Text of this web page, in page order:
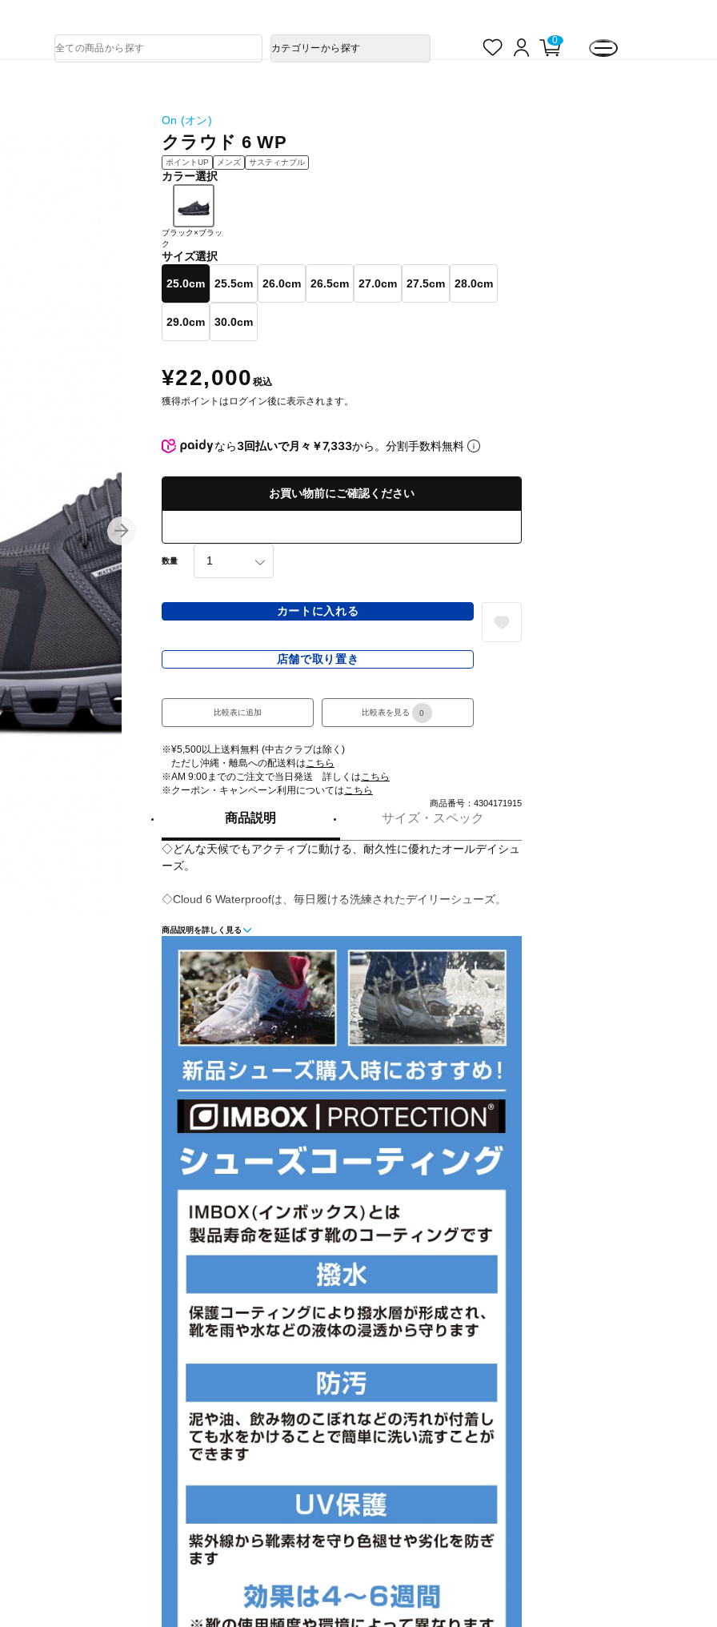
ロ
0
品
検
カテゴリーから探す
On (オン)
クラウド 6 WP
ポイントUP メンズ サスティナブル
カラー選択
ブラック×ブラッ
ク
サイズ選択
25.0cm 25.5cm 26.0cm 26.5cm 27.0cm 27.5cm 28.0cm
29.0cm 30.0cm
¥22,000 税込
獲得ポイントはログイン後に表示されます。
なら3回払いで月々￥7,333から。分割手数料無料
お買い物前にご確認ください
数量
カートに入れる
店舗で取り置き
比較表に追加 比較表を見る 0
※¥5,500以上送料無料 (中古クラブは除く)
ただし沖縄・離島への配送料はこちら
※AM 9:00までのご注文で当日発送 詳しくはこちら
※クーポン・キャンペーン利用についてはこちら
商品番号：4304171915
商品説明 サイズ・スペック
◇どんな天候でもアクティブに動ける、耐久性に優れたオールデイシュ
ーズ。
◇Cloud 6 Waterproofは、毎日履ける洗練されたデイリーシューズ。
◇すっきりとしたシルエット、クッション性の高い履き心地に加えて、
防水メンブレン完備で雨の日も快適に。
◇進化し続ける定番シューズ。
◇クッション性抜群の超軽量フォーム製CloudTec。
◇デイリー向けに設計したSpeedboardが快適なサポート力を発揮。
◇脱ぎ履きしやすくなった新しいソックライナー。
◇幅広の履き口で足に楽々フィット。
■カラー(メーカー表記):
ブラック×ブラック(043:Black Black)
■片足重量:296.3g
■生産国:ベトナム
※ブランドやシリーズによっては甲高や幅等小さめに作られていること
があります。あくまで目安としてご判断ください。
商品説明を詳しく見る